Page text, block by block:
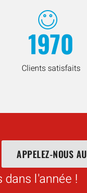
1970
Clients satisfaits
APPELEZ-NOUS AU
l'année !